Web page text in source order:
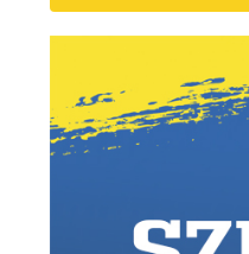
Gyirmót